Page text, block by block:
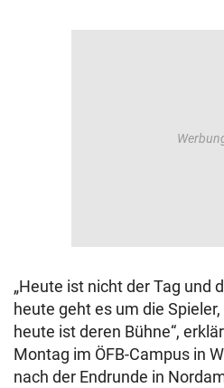
„Heute ist nicht der Tag und
heute geht es um die
heute ist deren Bühne“,
Montag im ÖFB-Campus in
nach der Endrunde in